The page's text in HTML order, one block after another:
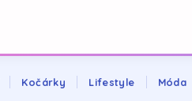
Kočárky Lifestyle Móda